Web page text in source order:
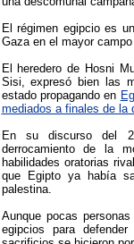
El régimen egipcio es
Gaza en el mayor
El heredero de Hosni
Sisi, expresó bien las
estado propagando en
mediados a finales de la
En su discurso del
derrocamiento de la
habilidades oratorias
que Egipto ya había
palestina.
Aunque pocas
egipcios para